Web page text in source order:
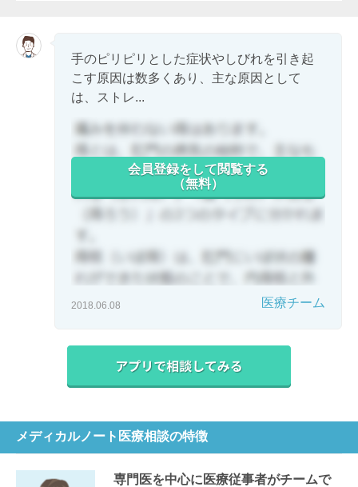
手のピリピリとした症状やしびれを引き起
こす原因は数多くあり、主な原因として
は、ストレ...
会員登録をして閲覧する
（無料）
2018.06.08 医療チーム
メディカルノート医療相談の特徴
専門医を中心に医療従事者がチームで